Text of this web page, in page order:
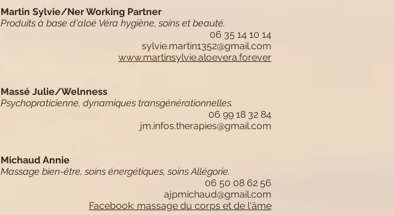
Martin Sylvie/Ner Working Partner
Produits à base d'aloé Véra hygiène, soins et beauté.
06 35 14 10 14
sylvie.martin1352@gmail.com
www.martinsylvie.aloevera.forever
Massé Julie/Welnness
Psychopraticienne, dynamiques transgénérationnelles.
06 99 18 32 84
jm.infos.therapies@gmail.com
Michaud Annie
Massage bien-être, soins énergétiques, soins Allégorie.
06 50 08 62 56
ajpmichaud@gmail.com
Facebook: massage du corps et de l'âme